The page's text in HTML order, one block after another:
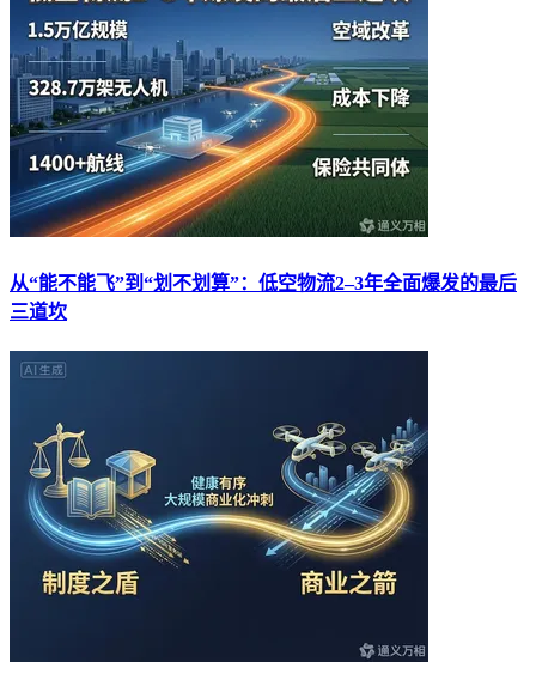
从“能不能飞”到“划不划算”：低空物流2–3年全面爆发的最后
三道坎